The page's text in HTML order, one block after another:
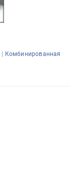
| Комбинированная